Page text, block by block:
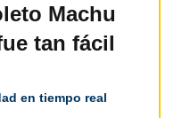
Machu
tan fácil
en tiempo real